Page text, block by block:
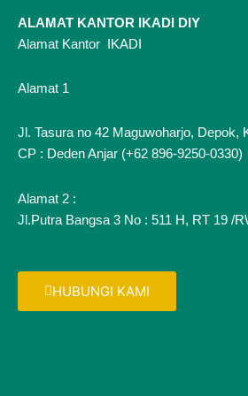
ALAMAT KANTOR IKADI DIY
Alamat Kantor IKADI
Alamat 1
Jl. Tasura no 42 Maguwoharjo, Depok,
CP : Deden Anjar (+62 896-9250-0330)
Alamat 2 :
Jl.Putra Bangsa 3 No : 511 H, RT 19 /
HUBUNGI KAMI